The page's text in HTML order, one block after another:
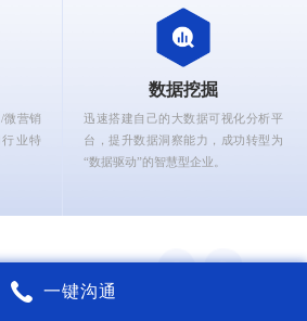
微营销
业特
数据挖掘
迅速搭建自己的大数据可视化分析平
台，提升数据洞察能力，成功转型为
“数据驱动”的智慧型企业。
互动核心能力
一键沟通